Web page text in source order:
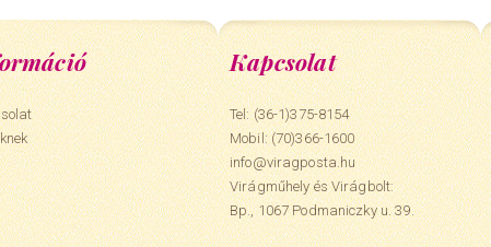
Kapcsolat
Tel: (36-1)375-8154
Mobil:(70)366-1600
info@viragposta.hu
Virágműhely és Virágbolt:
Bp., 1067 Podmaniczky u. 39.